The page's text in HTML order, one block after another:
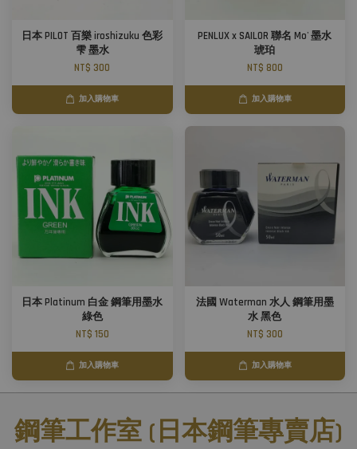
日本 PILOT 百樂 iroshizuku 色彩
雫 墨水
NT$ 300
加入購物車
PENLUX x SAILOR 聯名 Mo' 墨水
琥珀
NT$ 800
加入購物車
日本 Platinum 白金 鋼筆用墨水
綠色
NT$ 150
加入購物車
法國 Waterman 水人 鋼筆用墨
水 黑色
NT$ 300
加入購物車
鋼筆工作室 (日本鋼筆專賣店)